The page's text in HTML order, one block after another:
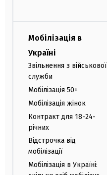
Мобілізація в
Україні
Звільнення з військової
служби
Мобілізація 50+
Мобілізація жінок
Контракт для 18-24-
річних
Відстрочка від
мобілізації
Мобілізація в Україні: